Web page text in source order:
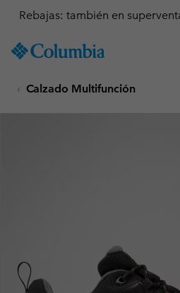
TO
SKIP
MAIN
Rebajas: también en
Calzado Multifunción